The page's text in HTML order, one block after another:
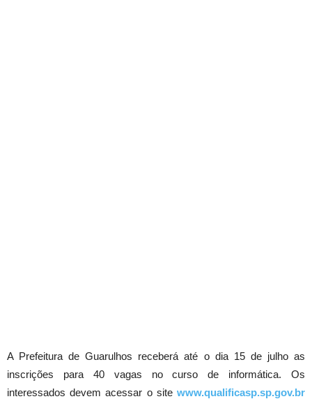
A Prefeitura de Guarulhos receberá até o dia 15 de julho as
inscrições para 40 vagas no curso de informática. Os
interessados devem acessar o site www.qualificasp.sp.gov.br